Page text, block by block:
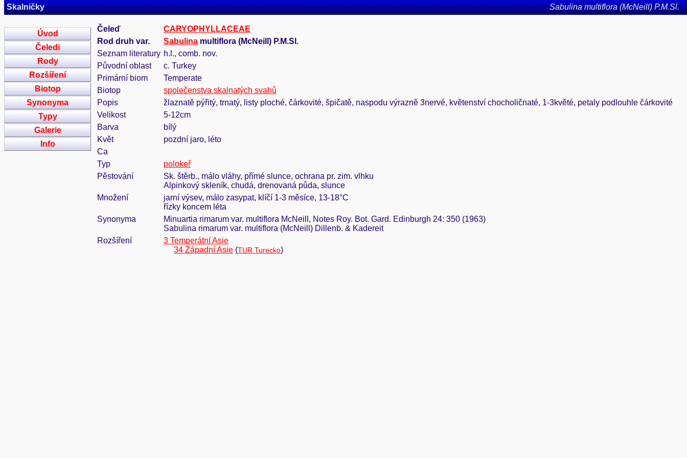
Skalničky Sabulina multiflora (McNeill) P.M.Sl.
Úvod
Čeledi
Rody
Rozšíření
Biotop
Synonyma
Typy
Galerie
Info
Čeleď
CARYOPHYLLACEAE
Rod druh var.
Sabulina multiflora (McNeill) P.M.Sl.
Seznam literatury h.l., comb. nov.
Původní oblast
c. Turkey
Primární biom
Temperate
Biotop
společenstva skalnatých svahů
Popis
žlaznatě pýřitý, trnatý, listy ploché, čárkovité, špičatě, naspodu výrazně 3nervé, květenství chocholičnaté, 1-3květé, petaly podlouhle čárkovité
Velikost
5-12cm
Barva
bílý
Květ
pozdní jaro, léto
Ca
Typ
polokeř
Pěstování
Sk. štěrb., málo vláhy, přímé slunce, ochrana pr. zim. vlhku
Alpinkový skleník, chudá, drenovaná půda, slunce
Množení
jarní výsev, málo zasypat, klíčí 1-3 měsíce, 13-18°C
řízky koncem léta
Synonyma
Minuartia rimarum var. multiflora McNeill, Notes Roy. Bot. Gard. Edinburgh 24: 350 (1963)
Sabulina rimarum var. multiflora (McNeill) Dillenb. & Kadereit
Rozšíření
3 Temperátní Asie
34 Západní Asie (TUR Turecko)